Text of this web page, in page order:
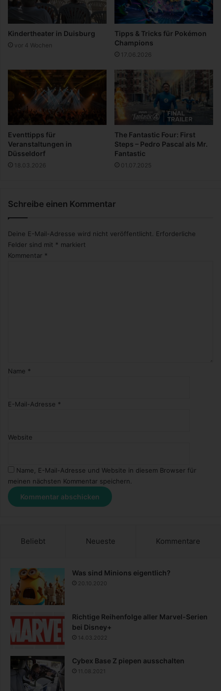
T
r
p
n
ü
s
s
e
r
Kindertheater in Duisburg
vor 4 Wochen
Tipps & Tricks für Pokémon
Champions
17.06.2026
Eventtipps für
Veranstaltungen in
Düsseldorf
18.03.2026
The Fantastic Four: First
Steps – Pedro Pascal als Mr.
Fantastic
01.07.2025
Schreibe einen Kommentar
Deine E-Mail-Adresse wird nicht veröffentlicht. Erforderliche
Felder sind mit * markiert
Kommentar *
Name *
E-Mail-Adresse *
Website
Name, E-Mail-Adresse und Website in diesem Browser für
meinen nächsten Kommentar speichern.
Beliebt Neueste Kommentare
Was sind Minions eigentlich?
20.10.2020
Richtige Reihenfolge aller Marvel-Serien
bei Disney+
14.03.2022
Cybex Base Z piepen ausschalten
11.08.2021